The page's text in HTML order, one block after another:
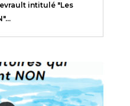
intitulé "Les